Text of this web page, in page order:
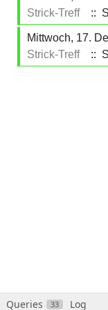
Strick-Treff
::
Mittwoch, 17.
Strick-Treff
::
Queries 33 Log